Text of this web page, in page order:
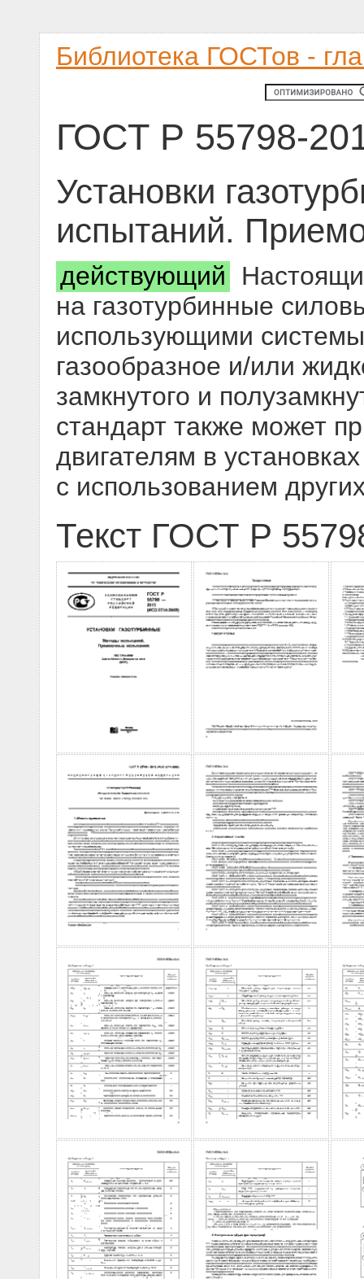
Библиотека ГОСТов -
ГОСТ Р 55798-
Установки
испытаний.
действующий
на газотурбинные
использующими
газообразное и/или
замкнутого и
стандарт также может
двигателям в
с использованием
Текст ГОСТ Р